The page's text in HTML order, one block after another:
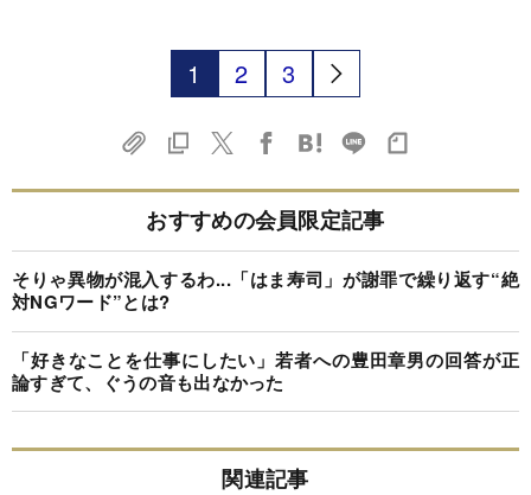
1 2 3
おすすめの会員限定記事
そりゃ異物が混入するわ...「はま寿司」が謝罪で繰り返す“絶
対NGワード”とは?
「好きなことを仕事にしたい」若者への豊田章男の回答が正
論すぎて、ぐうの音も出なかった
関連記事